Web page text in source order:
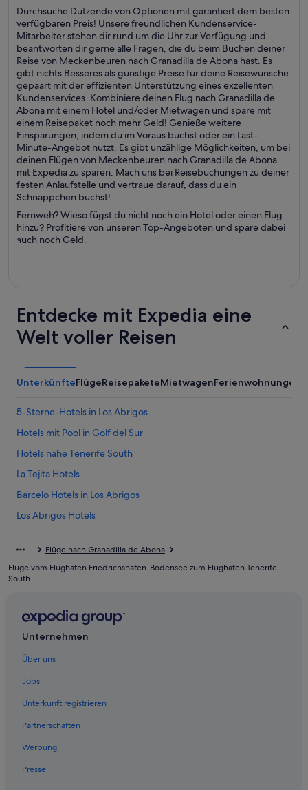
Durchsuche Dutzende von Optionen mit garantiert dem besten
verfügbaren Preis! Unsere freundlichen Kundenservice-
Mitarbeiter stehen dir rund um die Uhr zur Verfügung und
beantworten dir gerne alle Fragen, die du beim Buchen deiner
Reise von Meckenbeuren nach Granadilla de Abona hast. Es
gibt nichts Besseres als günstige Preise für deine Reisewünsche
gepaart mit der effizienten Unterstützung eines exzellenten
Kundenservices. Kombiniere deinen Flug nach Granadilla de
Abona mit einem Hotel und/oder Mietwagen und spare mit
einem Reisepaket noch mehr Geld! Genieße weitere
Einsparungen, indem du im Voraus buchst oder ein Last-
Minute-Angebot nutzt. Es gibt unzählige Möglichkeiten, um bei
deinen Flügen von Meckenbeuren nach Granadilla de Abona
mit Expedia zu sparen. Mach uns bei Reisebuchungen zu deiner
festen Anlaufstelle und vertraue darauf, dass du ein
Schnäppchen buchst!
Fernweh? Wieso fügst du nicht noch ein Hotel oder einen Flug
hinzu? Profitiere von unseren Top-Angeboten und spare dabei
auch noch Geld.
Entdecke mit Expedia eine
Welt voller Reisen
UnterkünfteFlügeReisepaketeMietwagenFerienwohnungen
5-Sterne-Hotels in Los Abrigos
Hotels mit Pool in Golf del Sur
Hotels nahe Tenerife South
La Tejita Hotels
Barcelo Hotels in Los Abrigos
Los Abrigos Hotels
Hotels nahe Playa El Medano
Flüge nach Granadilla de Abona
Flüge vom Flughafen Friedrichshafen-Bodensee zum Flughafen Tenerife
South
Unternehmen
Über uns
Jobs
Unterkunft registrieren
Partnerschaften
Werbung
Presse